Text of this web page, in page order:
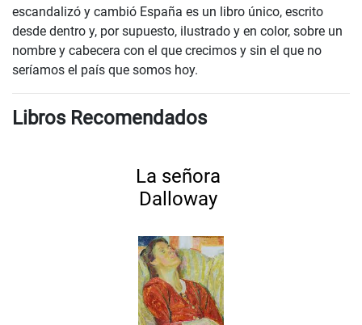
escandalizó y cambió España es un libro único, escrito
desde dentro y, por supuesto, ilustrado y en color, sobre un
nombre y cabecera con el que crecimos y sin el que no
seríamos el país que somos hoy.
Libros Recomendados
La señora
Dalloway